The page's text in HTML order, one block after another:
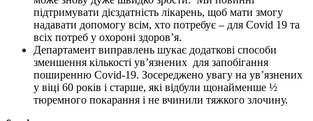
підтримувати дієздатність лікарень, щоб мати змогу
надавати допомогу всім, хто потребує – для Covid 19 та
всіх потреб у охороні здоров’я.
Департамент виправлень шукає додаткові способи
зменшення кількості ув’язнених для запобігання
поширенню Covid-19. Зосереджено увагу на ув’язнених
у віці 60 років і старше, які відбули щонайменше ½
тюремного покарання і не вчинили тяжкого злочину.